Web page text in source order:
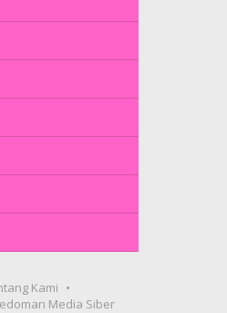
Kami
Media Siber